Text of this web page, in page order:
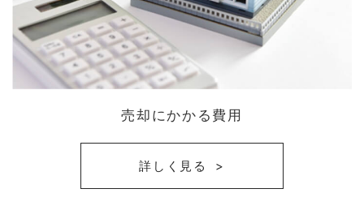
売却にかかる費用
詳しく見る